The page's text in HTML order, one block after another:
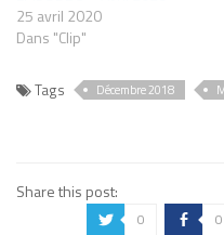
25 avril 2020
Dans "Clip"
Tags Décembre 2018
Share this post:
a 0 b 0